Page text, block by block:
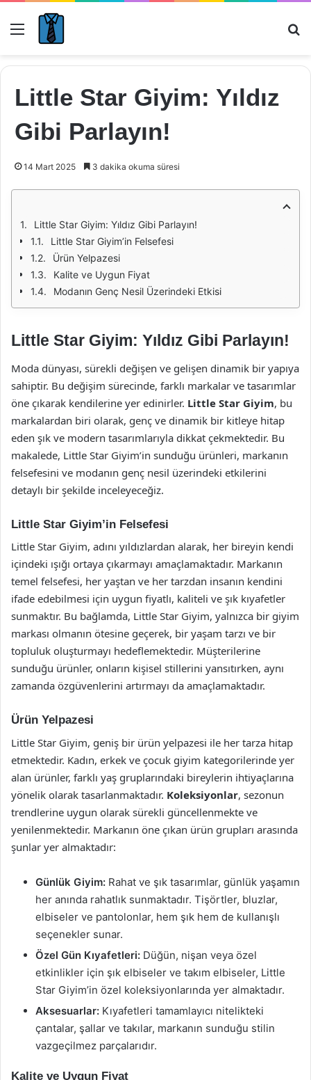
Menü
Little Star Giyim: Yıldız
Gibi Parlayın!
14 Mart 2025 3 dakika okuma süresi
Little Star Giyim: Yıldız Gibi Parlayın!
Little Star Giyim’in Felsefesi
Ürün Yelpazesi
Kalite ve Uygun Fiyat
Modanın Genç Nesil Üzerindeki Etkisi
Little Star Giyim: Yıldız Gibi Parlayın!
Moda dünyası, sürekli değişen ve gelişen dinamik bir yapıya
sahiptir. Bu değişim sürecinde, farklı markalar ve tasarımlar
öne çıkarak kendilerine yer edinirler. Little Star Giyim, bu
markalardan biri olarak, genç ve dinamik bir kitleye hitap
eden şık ve modern tasarımlarıyla dikkat çekmektedir. Bu
makalede, Little Star Giyim’in sunduğu ürünleri, markanın
felsefesini ve modanın genç nesil üzerindeki etkilerini
detaylı bir şekilde inceleyeceğiz.
Little Star Giyim’in Felsefesi
Little Star Giyim, adını yıldızlardan alarak, her bireyin kendi
içindeki ışığı ortaya çıkarmayı amaçlamaktadır. Markanın
temel felsefesi, her yaştan ve her tarzdan insanın kendini
ifade edebilmesi için uygun fiyatlı, kaliteli ve şık kıyafetler
sunmaktır. Bu bağlamda, Little Star Giyim, yalnızca bir giyim
markası olmanın ötesine geçerek, bir yaşam tarzı ve bir
topluluk oluşturmayı hedeflemektedir. Müşterilerine
sunduğu ürünler, onların kişisel stillerini yansıtırken, aynı
zamanda özgüvenlerini artırmayı da amaçlamaktadır.
Ürün Yelpazesi
Little Star Giyim, geniş bir ürün yelpazesi ile her tarza hitap
etmektedir. Kadın, erkek ve çocuk giyim kategorilerinde yer
alan ürünler, farklı yaş gruplarındaki bireylerin ihtiyaçlarına
yönelik olarak tasarlanmaktadır. Koleksiyonlar, sezonun
trendlerine uygun olarak sürekli güncellenmekte ve
yenilenmektedir. Markanın öne çıkan ürün grupları arasında
şunlar yer almaktadır:
Günlük Giyim: Rahat ve şık tasarımlar, günlük yaşamın
her anında rahatlık sunmaktadır. Tişörtler, bluzlar,
elbiseler ve pantolonlar, hem şık hem de kullanışlı
seçenekler sunar.
Özel Gün Kıyafetleri: Düğün, nişan veya özel
etkinlikler için şık elbiseler ve takım elbiseler, Little
Star Giyim’in özel koleksiyonlarında yer almaktadır.
Aksesuarlar: Kıyafetleri tamamlayıcı nitelikteki
çantalar, şallar ve takılar, markanın sunduğu stilin
vazgeçilmez parçalarıdır.
Kalite ve Uygun Fiyat